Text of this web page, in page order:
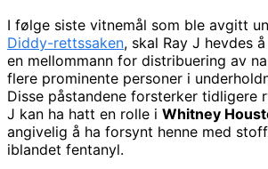
I følge siste vitnemål som ble avgitt
Diddy-rettssaken, skal Ray J hevdes
en mellommann for distribuering av
flere prominente personer i
Disse påstandene forsterker tidligere
J kan ha hatt en rolle i Whitney
angivelig å ha forsynt henne med
iblandet fentanyl.